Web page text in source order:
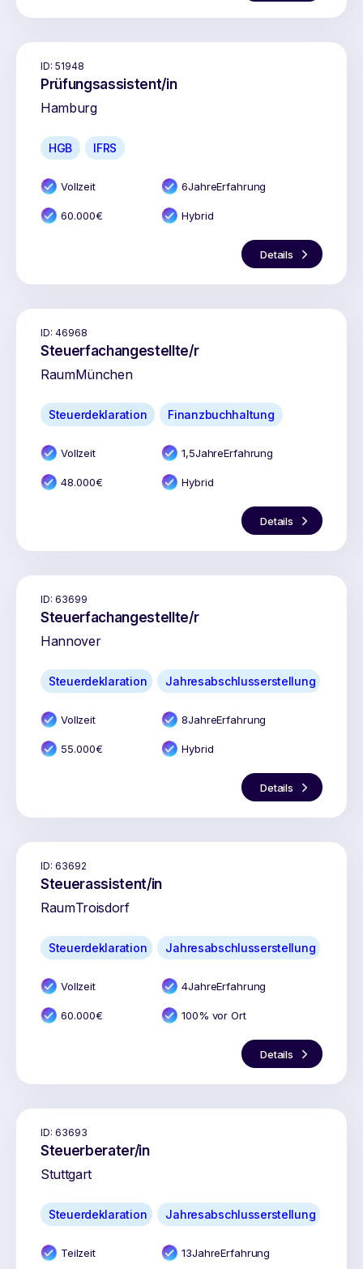
ID: 51948
Prüfungsassistent/in
Hamburg
HGB IFRS
Vollzeit 6JahreErfahrung
60.000€ Hybrid
Details
ID: 46968
Steuerfachangestellte/r
RaumMünchen
Steuerdeklaration Finanzbuchhaltung
Vollzeit 1,5JahreErfahrung
48.000€ Hybrid
Details
ID: 63699
Steuerfachangestellte/r
Hannover
Steuerdeklaration Jahresabschlusserstellung
Vollzeit 8JahreErfahrung
55.000€ Hybrid
Details
ID: 63692
Steuerassistent/in
RaumTroisdorf
Steuerdeklaration Jahresabschlusserstellung
Vollzeit 4JahreErfahrung
60.000€ 100% vor Ort
Details
ID: 63693
Steuerberater/in
Stuttgart
Steuerdeklaration Jahresabschlusserstellung
Teilzeit 13JahreErfahrung